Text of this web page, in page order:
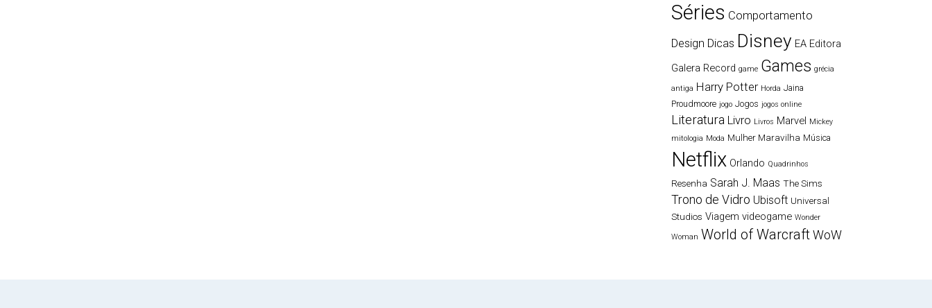
Séries Comportamento
Design Dicas Disney EA Editora
Galera Record game Games grécia
antiga Harry Potter Horda Jaina
Proudmoore jogo Jogos jogos online
Literatura Livro Livros Marvel
Mickey
mitologia Moda Mulher Maravilha Música
Netflix Orlando Quadrinhos
Resenha Sarah J. Maas The Sims
Trono de Vidro Ubisoft Universal
Studios Viagem videogame Wonder
Woman World of Warcraft WoW